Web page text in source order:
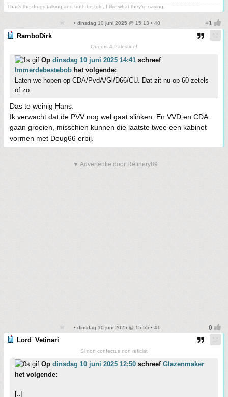
That's the drugs talking and truth be told, I like what they're saying.
• dinsdag 10 juni 2025 @ 15:13 • 40
RamboDirk
Queers 4 Palestine!
Op dinsdag 10 juni 2025 14:41 schreef
Immerdebestebob het volgende:
Laten we hopen op CDA/PvdA/Gl/D66/CU. Dat zit nu op 60 zetels
of zo.
Das te weinig Hans.
Ik verwacht dat de PVV nog wel gaat slinken. En VVD en CDA
gaan groeien, misschien kunnen die laatste twee een kabinet
vormen met Deug66 erbij.
▼ Advertentie door Refinery89
• dinsdag 10 juni 2025 @ 15:55 • 41
Lord_Vetinari
Si non confectus non reficiat
Op dinsdag 10 juni 2025 12:50 schreef Glazenmaker
het volgende:
[..]